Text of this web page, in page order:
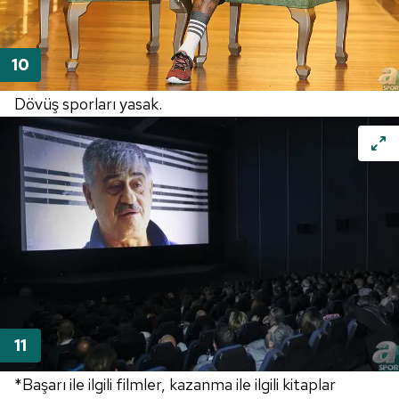
Dövüş sporları yasak.
*Başarı ile ilgili filmler, kazanma ile ilgili kitaplar